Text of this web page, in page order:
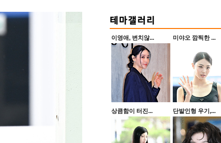
이영애, 변치않... 미야오 깜찍한 ...
상큼함이 터진... 단발인형 우기,...